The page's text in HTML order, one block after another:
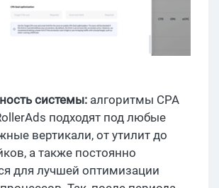
системы: алгоритмы CPA
подходят под любые
вертикали, от утилит до
а также постоянно
для лучшей оптимизации